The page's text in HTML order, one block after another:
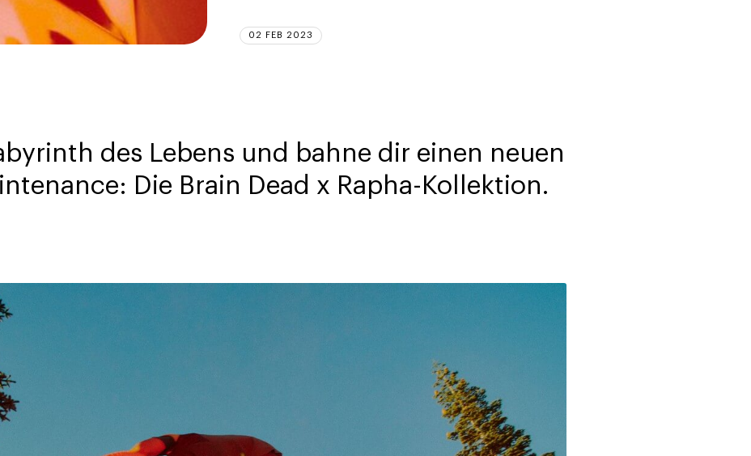
02 FEB 2023
des Lebens und bahne dir einen neuen
Die Brain Dead x Rapha-Kollektion.